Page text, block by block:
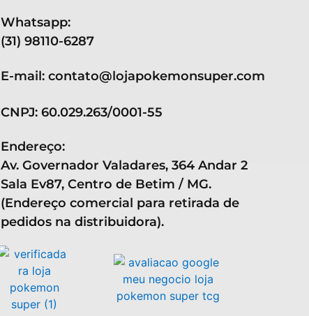
Whatsapp:
(31) 98110-6287
E-mail: contato@lojapokemonsuper.com
CNPJ: 60.029.263/0001-55
Endereço:
Av. Governador Valadares, 364 Andar 2
Sala Ev87, Centro de Betim / MG.
(Endereço comercial para retirada de
pedidos na distribuidora).